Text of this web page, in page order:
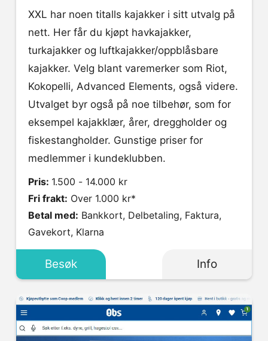
XXL har noen titalls kajakker i sitt utvalg på
nett. Her får du kjøpt havkajakker,
turkajakker og luftkajakker/oppblåsbare
kajakker. Velg blant varemerker som Riot,
Kokopelli, Advanced Elements, også videre.
Utvalget byr også på noe tilbehør, som for
eksempel kajakklær, årer, dreggholder og
fiskestangholder. Gunstige priser for
medlemmer i kundeklubben.
Pris: 1.500 - 14.000 kr
Fri frakt: Over 1.000 kr*
Betal med:
Gavekort, Klarna
Besøk Info